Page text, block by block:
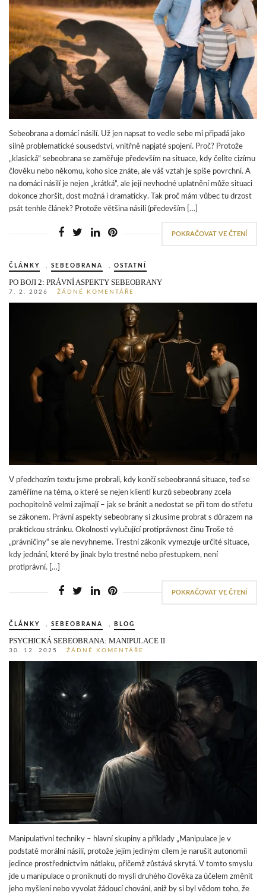
Sebeobrana a domácí násilí. Už jen napsat to vedle sebe mi připadá jako
silně problematické sousedství, vnitřně napjaté spojení. Proč? Protože
„klasická“ sebeobrana se zaměřuje především na situace, kdy čelíte cizímu
člověku nebo někomu, koho sice znáte, ale váš vztah je spíše povrchní. A
na domácí násilí je nejen „krátká“, ale její nevhodné uplatnění může situaci
dokonce zhoršit, dost možná i dramaticky. Tak proč mám vůbec tu drzost
psát tenhle článek? Protože většina násilí (především […]
POKRAČOVAT VE ČTENÍ
ČLÁNKY SEBEOBRANA OSTATNÍ
PO BOJI 2: PRÁVNÍ ASPEKTY SEBEOBRANY
7. 2. 2026 ŽÁDNÉ KOMENTÁŘE
V předchozím textu jsme probrali, kdy končí sebeobranná situace, teď se
zaměříme na téma, o které se nejen klienti kurzů sebeobrany zcela
pochopitelně velmi zajímají – jak se bránit a nedostat se při tom do střetu
se zákonem. Právní aspekty sebeobrany si zkusíme probrat s důrazem na
praktickou stránku. Okolnosti vylučující protiprávnost činu Troše té
„právničiny“ se ale nevyhneme. Trestní zákoník vymezuje určité situace,
kdy jednání, které by jinak bylo trestné nebo přestupkem, není
protiprávní. […]
POKRAČOVAT VE ČTENÍ
ČLÁNKY , SEBEOBRANA , BLOG
PSYCHICKÁ SEBEOBRANA: MANIPULACE II
30. 12. 2025 ŽÁDNÉ KOMENTÁŘE
Manipulativní techniky – hlavní skupiny a příklady „Manipulace je v
podstatě morální násilí, protože jejím jediným cílem je narušit autonomii
jedince prostřednictvím nátlaku, přičemž zůstává skrytá. V tomto smyslu
jde u manipulace o proniknutí do mysli druhého člověka za účelem změnit
jeho myšlení nebo vyvolat žádoucí chování, aniž by si byl vědom toho, že